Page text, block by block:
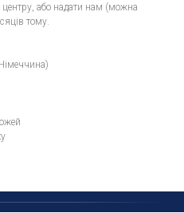
центру, або надати нам (можна
тому.